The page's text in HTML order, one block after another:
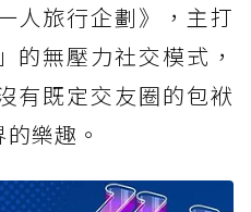
人旅行企劃》，主打
的無壓力社交模式，
有既定交友圈的包袱
樂趣。